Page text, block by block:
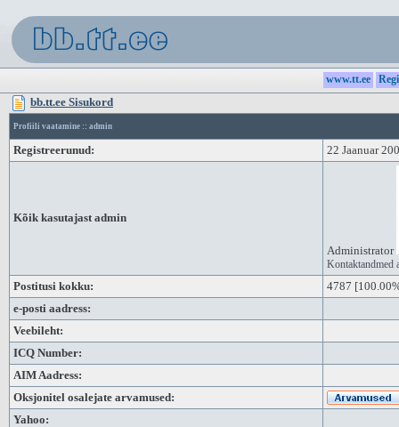
www.tt.ee
bb.tt.ee Sisukord
Profiili vaatamine :: admin
Registreerunud: 22 Jaanuar
Kõik kasutajast admin
Administrator
Kontaktandmed
Postitusi kokku: 4787
e-posti aadress:
Veebileht:
ICQ Number:
AIM Aadress:
Oksjonitel osalejate arvamused:
Yahoo: